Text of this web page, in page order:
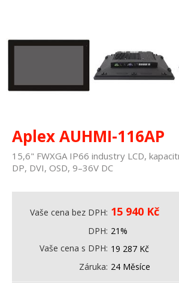
Aplex AUHMI-116AP
15,6" FWXGA IP66 industry LCD,
DP, DVI, OSD, 9–36V DC
Vaše cena bez DPH 15 940 Kč
DPH 21%
Vaše cena s DPH 19 287 Kč
Záruka 24 Měsíce